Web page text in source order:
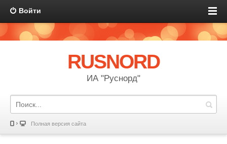
Войти
RUSNORD
ИА "Руснорд"
Полная версия сайта